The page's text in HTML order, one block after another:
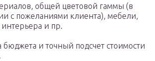
общей цветовой гаммы (в
с пожеланиями клиента), мебели,
и пр.
бюджета и точный подсчет стоимости